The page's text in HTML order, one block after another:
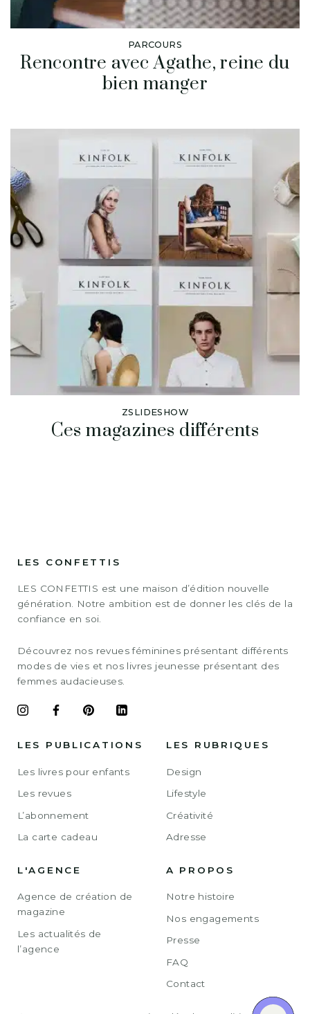
PARCOURS
Rencontre avec Agathe, reine du
bien manger
ZSLIDESHOW
Ces magazines différents
LES CONFETTIS
LES CONFETTIS est une maison d’édition nouvelle
génération. Notre ambition est de donner les clés de la
confiance en soi.
Découvrez nos revues féminines présentant différents
modes de vies et nos livres jeunesse présentant des
femmes audacieuses.
LES PUBLICATIONS
Les livres pour enfants
Les revues
L’abonnement
La carte cadeau
LES RUBRIQUES
Design
Lifestyle
Créativité
Adresse
L'AGENCE
Agence de création de
magazine
Les actualités de
l’agence
A PROPOS
Notre histoire
Nos engagements
Presse
FAQ
Contact